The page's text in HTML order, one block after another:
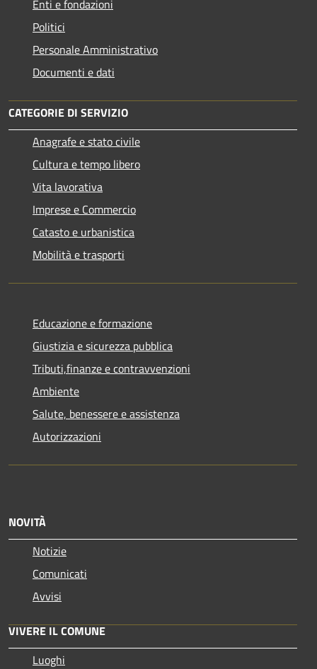
Enti e fondazioni
Politici
Personale Amministrativo
Documenti e dati
CATEGORIE DI SERVIZIO
Anagrafe e stato civile
Cultura e tempo libero
Vita lavorativa
Imprese e Commercio
Catasto e urbanistica
Mobilità e trasporti
Educazione e formazione
Giustizia e sicurezza pubblica
Tributi,finanze e contravvenzioni
Ambiente
Salute, benessere e assistenza
Autorizzazioni
NOVITÀ
Notizie
Comunicati
Avvisi
VIVERE IL COMUNE
Luoghi